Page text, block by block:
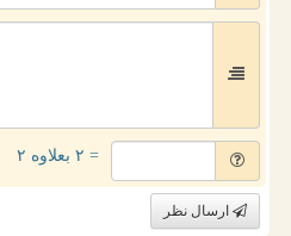
= ۲ بعلاوه ۲
ارسال نظر